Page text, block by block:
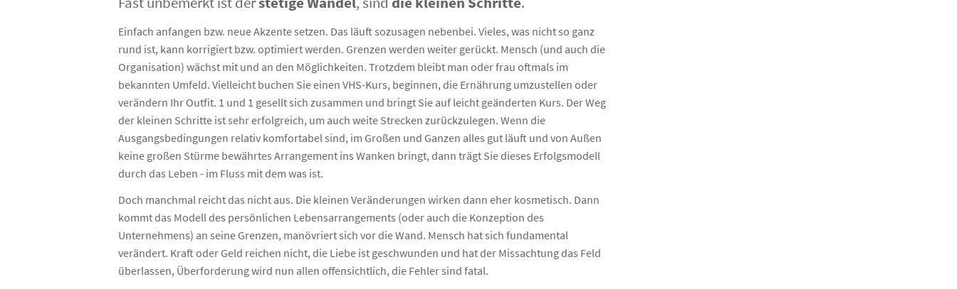
Coaching
Coaching-Paket: Dem Neuen auf die Sprünge helfen
Coaching-Paket: Agil gut selbstorganisiert im Beruf und privat
KLARAs Buchtipps
Einfach anfangen bzw. neue Akzente setzen. Das läuft sozusagen nebenbei. Vieles, was nicht so ganz
rund ist, kann korrigiert bzw. optimiert werden. Grenzen werden weiter gerückt. Mensch (und auch die
Organisation) wächst mit und an den Möglichkeiten. Trotzdem bleibt man oder frau oftmals im
bekannten Umfeld. Vielleicht buchen Sie einen VHS-Kurs, beginnen, die Ernährung umzustellen oder
verändern Ihr Outfit. 1 und 1 gesellt sich zusammen und bringt Sie auf leicht geänderten Kurs. Der Weg
der kleinen Schritte ist sehr erfolgreich, um auch weite Strecken zurückzulegen. Wenn die
Ausgangsbedingungen relativ komfortabel sind, im Großen und Ganzen alles gut läuft und von Außen
keine großen Stürme bewährtes Arrangement ins Wanken bringt, dann trägt Sie dieses Erfolgsmodell
durch das Leben - im Fluss mit dem was ist.
Doch manchmal reicht das nicht aus. Die kleinen Veränderungen wirken dann eher kosmetisch. Dann
kommt das Modell des persönlichen Lebensarrangements (oder auch die Konzeption des
Unternehmens) an seine Grenzen, manövriert sich vor die Wand. Mensch hat sich fundamental
verändert. Kraft oder Geld reichen nicht, die Liebe ist geschwunden und hat der Missachtung das Feld
überlassen, Überforderung wird nun allen offensichtlich, die Fehler sind fatal.